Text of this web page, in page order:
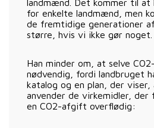
landmænd. Det kommer til at
for enkelte landmænd, men
de fremtidige generationer
større, hvis vi ikke gør noget.
Han minder om, at selve
nødvendig, fordi landbruget
katalog og en plan, der viser,
anvender de virkemidler, der
en CO2-afgift overflødig: